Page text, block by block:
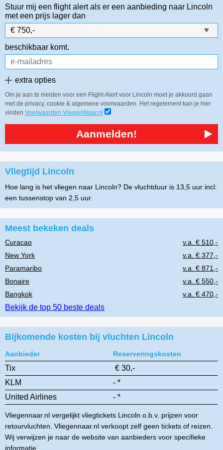
Stuur mij een flight alert als er een aanbieding naar Lincoln
met een prijs lager dan
beschikbaar komt.
extra opties
Om je aan te melden voor een Flight-Alert voor Lincoln moet je akkoord gaan
met de privacy, cookie & algemene voorwaarden. Het regelement kan je hier
vinden Voorwaarden VliegenNaar.nl
Aanmelden!
Vliegtijd Lincoln
Hoe lang is het vliegen naar Lincoln? De vluchtduur is 13,5 uur incl.
een tussenstop van 2,5 uur.
Meest bekeken deals
Curacao
v.a. € 510,-
New York
v.a. € 377,-
Paramaribo
v.a. € 871,-
Bonaire
v.a. € 550,-
Bangkok
v.a. € 470,-
Bekijk de top 50 beste deals
Bijkomende kosten bij vluchten Lincoln
Aanbieder Reserveringskosten
Tix
€ 30,-
KLM
- *
United Airlines
- *
Vliegennaar.nl vergelijkt vliegtickets Lincoln o.b.v. prijzen voor
retourvluchten. Vliegennaar.nl verkoopt zelf geen tickets of reizen.
Wij verwijzen je naar de website van aanbieders voor specifieke
informatie.